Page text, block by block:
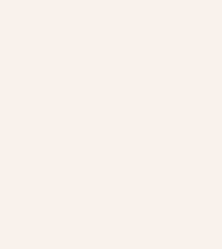
Admirado, tuve que
recordar semejante
Estaba tan pre-
notaba medio salido
aroma de rosa lo que
En seguida me volví
donde hacía ya